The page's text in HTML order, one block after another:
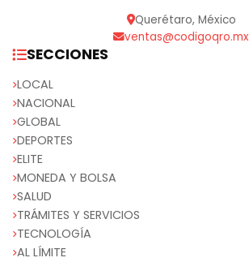
Querétaro, México
ventas@codigoqro.mx
SECCIONES
LOCAL
NACIONAL
GLOBAL
DEPORTES
ELITE
MONEDA Y BOLSA
SALUD
TRÁMITES Y SERVICIOS
TECNOLOGÍA
AL LÍMITE